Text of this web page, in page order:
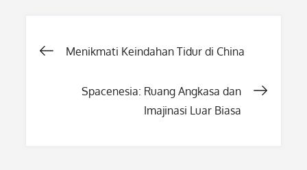
Post
navigation
Menikmati Keindahan Tidur di China
Spacenesia: Ruang Angkasa dan
Imajinasi Luar Biasa